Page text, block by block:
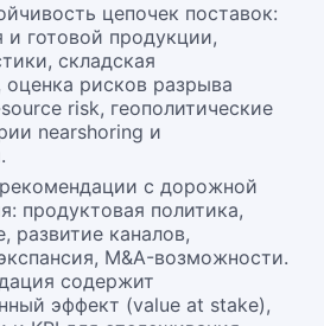
цепочек поставок:
готовой продукции,
складская
оценка рисков разрыва
risk, геополитические
nearshoring и
с дорожной
продуктовая политика,
развитие каналов,
M&A-возможности.
содержит
эффект (value at stake),